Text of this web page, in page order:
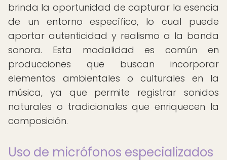
brinda la oportunidad de capturar la esencia
de un entorno específico, lo cual puede
aportar autenticidad y realismo a la banda
sonora. Esta modalidad es común en
producciones que buscan incorporar
elementos ambientales o culturales en la
música, ya que permite registrar sonidos
naturales o tradicionales que enriquecen la
composición.
Uso de micrófonos especializados